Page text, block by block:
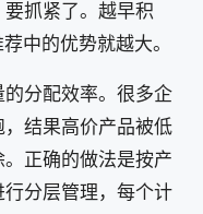
抓紧了。越早积
中的优势就越大。
分配效率。很多企
结果高价产品被低
正确的做法是按产
分层管理，每个计